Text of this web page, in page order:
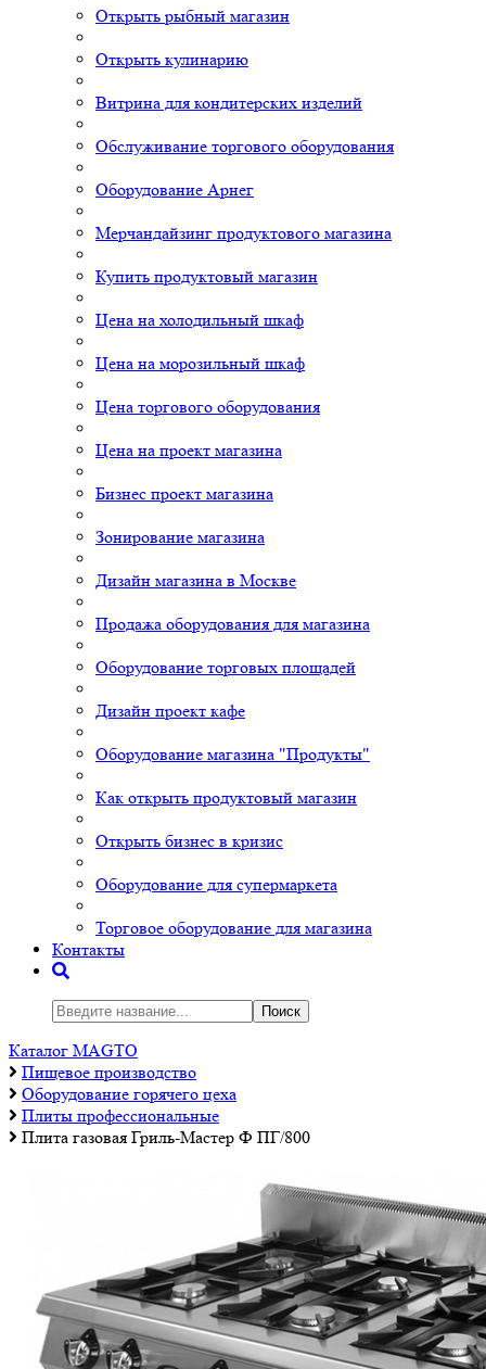
Открыть рыбный магазин
Открыть кулинарию
Витрина для кондитерских изделий
Обслуживание торгового оборудования
Оборудование Арнег
Мерчандайзинг продуктового магазина
Купить продуктовый магазин
Цена на холодильный шкаф
Цена на морозильный шкаф
Цена торгового оборудования
Цена на проект магазина
Бизнес проект магазина
Зонирование магазина
Дизайн магазина в Москве
Продажа оборудования для магазина
Оборудование торговых площадей
Дизайн проект кафе
Оборудование магазина "Продукты"
Как открыть продуктовый магазин
Открыть бизнес в кризис
Оборудование для супермаркета
Торговое оборудование для магазина
Контакты
Поиск
Каталог MAGTO
Пищевое производство
Оборудование горячего цеха
Плиты профессиональные
Плита газовая Гриль-Мастер Ф ПГ/800